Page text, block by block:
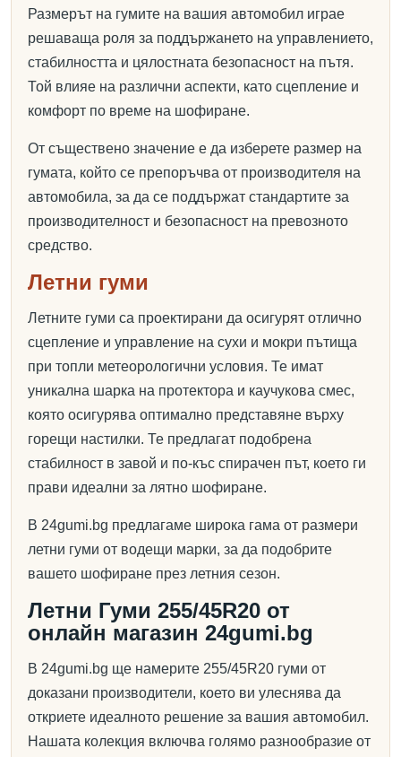
Размерът на гумите на вашия автомобил играе
решаваща роля за поддържането на управлението,
стабилността и цялостната безопасност на пътя.
Той влияе на различни аспекти, като сцепление и
комфорт по време на шофиране.
От съществено значение е да изберете размер на
гумата, който се препоръчва от производителя на
автомобила, за да се поддържат стандартите за
производителност и безопасност на превозното
средство.
Летни гуми
Летните гуми са проектирани да осигурят отлично
сцепление и управление на сухи и мокри пътища
при топли метеорологични условия. Те имат
уникална шарка на протектора и каучукова смес,
която осигурява оптимално представяне върху
горещи настилки. Те предлагат подобрена
стабилност в завой и по-къс спирачен път, което ги
прави идеални за лятно шофиране.
В 24gumi.bg предлагаме широка гама от размери
летни гуми от водещи марки, за да подобрите
вашето шофиране през летния сезон.
Летни Гуми 255/45R20 от
онлайн магазин 24gumi.bg
В 24gumi.bg ще намерите 255/45R20 гуми от
доказани производители, което ви улеснява да
откриете идеалното решение за вашия автомобил.
Нашата колекция включва голямо разнообразие от